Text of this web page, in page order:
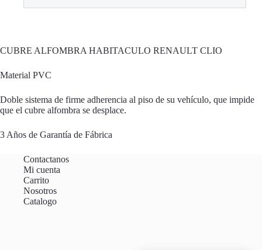
CUBRE ALFOMBRA HABITACULO RENAULT CLIO
Material PVC
Doble sistema de firme adherencia al piso de su vehículo, que impide
que el cubre alfombra se desplace.
3 Años de Garantía de Fábrica
Contactanos
Mi cuenta
Carrito
Nosotros
Catalogo